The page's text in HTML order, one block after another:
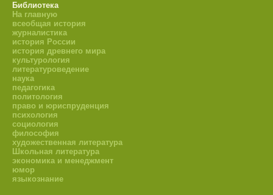
Библиотека
На главную
всеобщая история
журналистика
история России
история древнего мира
культурология
литературоведение
наука
педагогика
политология
право и юриспруденция
психология
социология
философия
художественная литература
Школьная литература
экономика и менеджмент
юмор
языкознание